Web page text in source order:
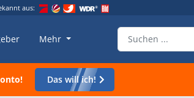
aus:
Mehr
Das will ich!